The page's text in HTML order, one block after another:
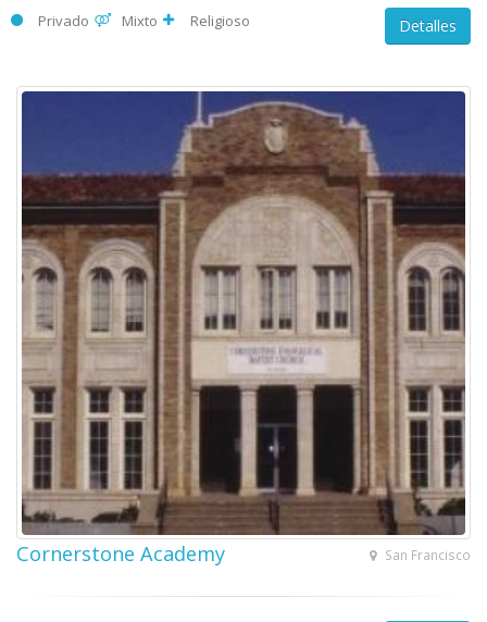
Detalles
Privado Mixto Religioso
San Francisco
Cornerstone Academy